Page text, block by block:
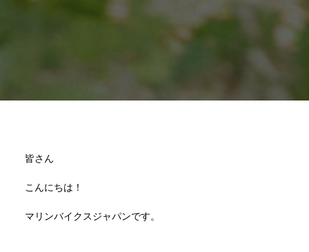
皆さん
こんにちは！
マリンバイクスジャパンです。